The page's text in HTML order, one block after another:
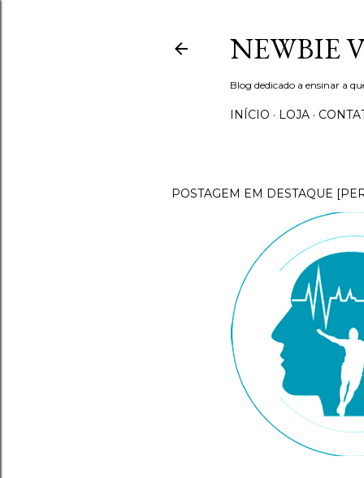
NEWBIE
Blog dedicado a ensinar a
INÍCIO LOJA
POSTAGEM EM DESTAQUE